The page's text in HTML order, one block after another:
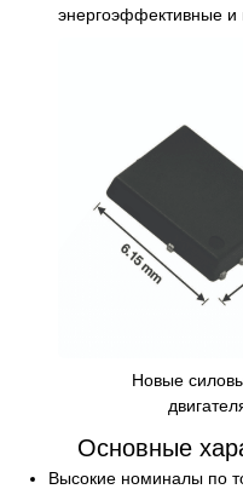
энергоэффективные
Новые
Основные
Высокие номиналы по